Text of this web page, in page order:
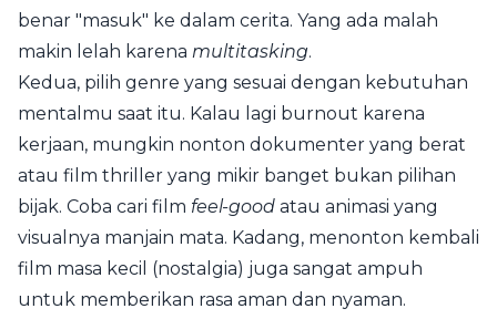
benar "masuk" ke dalam cerita. Yang ada malah
makin lelah karena multitasking.
Kedua, pilih genre yang sesuai dengan kebutuhan
mentalmu saat itu. Kalau lagi burnout karena
kerjaan, mungkin nonton dokumenter yang berat
atau film thriller yang mikir banget bukan pilihan
bijak. Coba cari film feel-good atau animasi yang
visualnya manjain mata. Kadang, menonton kembali
film masa kecil (nostalgia) juga sangat ampuh
untuk memberikan rasa aman dan nyaman.